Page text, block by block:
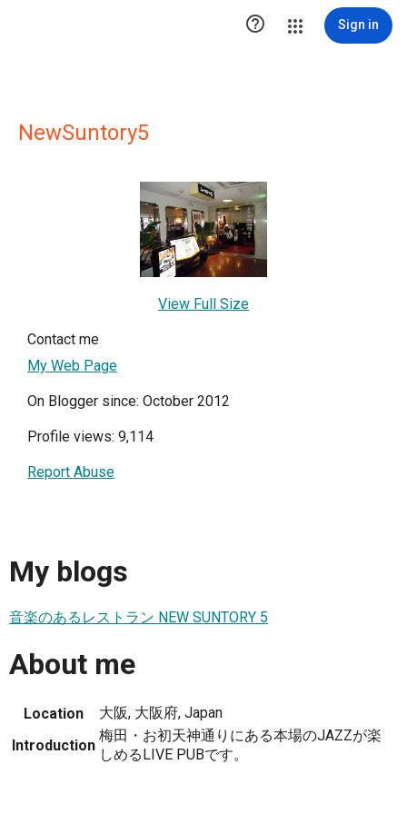
 Sign in
NewSuntory5
View Full Size
Contact me
My Web Page
On Blogger since: October 2012
Profile views: 9,114
Report Abuse
My blogs
音楽のあるレストラン NEW SUNTORY 5
About me
Location
大阪, 大阪府, Japan
Introduction
梅田・お初天神通りにある本場のJAZZが楽
しめるLIVE PUBです。